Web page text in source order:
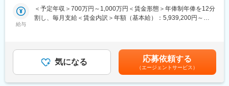
■Ｌ＆Ｆアセットファイナンスとは
横浜フィナンシャルグループと三井住友信託銀行が共同出資する
進するとともに、法人全体の資金繰り管理を通じて、安定的かつ
戦略的な財務運営を支えていただくポジションです。
資金の調達
・不動産ノンリコースローンの組成、調達業務
・国内外の投資家を対象とした不動産投資資金の調達業務
給与
＜予定年収＞700万円～1,000万円＜賃金形態＞年俸制年俸を12分
割し、毎月支給＜賃金内訳＞年額（基本給）：5,939,200円～
給有無＞有＜残業手当＞有＜給与補足＞※スタート年収は経験・能
力により考慮します。※残業20時間以上の超過分は別途支給■昇
給：年1回（2月）■賞与：年1回（2月）※会社業績と本人の会社へ
の貢献度合に応じて支給賃金はあくまでも目安の金額であり、選
気になる 応募依頼する
（エージェントサービス）